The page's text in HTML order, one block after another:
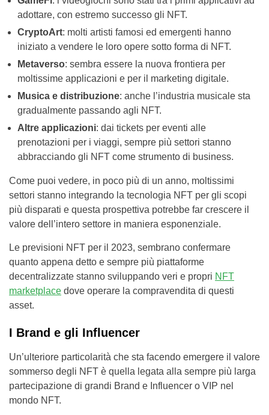
adottare, con estremo successo gli NFT.
CryptoArt: molti artisti famosi ed emergenti hanno
iniziato a vendere le loro opere sotto forma di NFT.
Metaverso: sembra essere la nuova frontiera per
moltissime applicazioni e per il marketing digitale.
Musica e distribuzione: anche l’industria musicale sta
gradualmente passando agli NFT.
Altre applicazioni: dai tickets per eventi alle
prenotazioni per i viaggi, sempre più settori stanno
abbracciando gli NFT come strumento di business.
Come puoi vedere, in poco più di un anno, moltissimi
settori stanno integrando la tecnologia NFT per gli scopi
più disparati e questa prospettiva potrebbe far crescere il
valore dell’intero settore in maniera esponenziale.
Le previsioni NFT per il 2023, sembrano confermare
quanto appena detto e sempre più piattaforme
decentralizzate stanno sviluppando veri e propri NFT
marketplace dove operare la compravendita di questi
asset.
I Brand e gli Influencer
Un’ulteriore particolarità che sta facendo emergere il valore
sommerso degli NFT è quella legata alla sempre più larga
partecipazione di grandi Brand e Influencer o VIP nel
mondo NFT.